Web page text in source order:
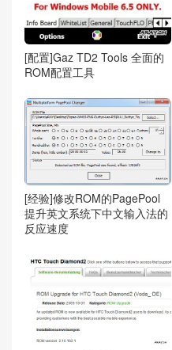
[配置]Gaz TD2 Tools 全面的
ROM配置工具
[经验]修改ROM的PagePool
提升英文系统下中文输入法的
反应速度